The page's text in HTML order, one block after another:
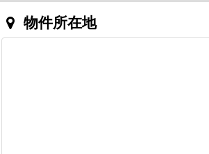
物件所在地